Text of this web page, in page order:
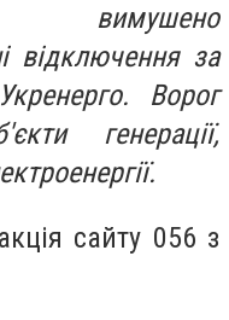
вимушено
відключення за
Ворог
генерації,
сайту 056 з